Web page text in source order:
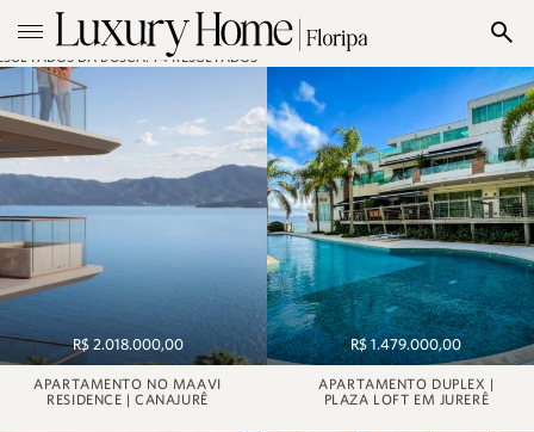
DA BUSCA: 74 RESULTADOS
R$ 2.018.000,00
APARTAMENTO NO MAAVI
RESIDENCE | CANAJURÊ
R$ 1.479.000,00
APARTAMENTO DUPLEX |
PLAZA LOFT EM JURERÊ